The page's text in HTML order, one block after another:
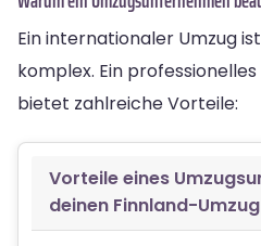
Ein internationaler Umzug
komplex. Ein
bietet zahlreiche Vorteile:
Vorteile eines
deinen Finnland-Umzug